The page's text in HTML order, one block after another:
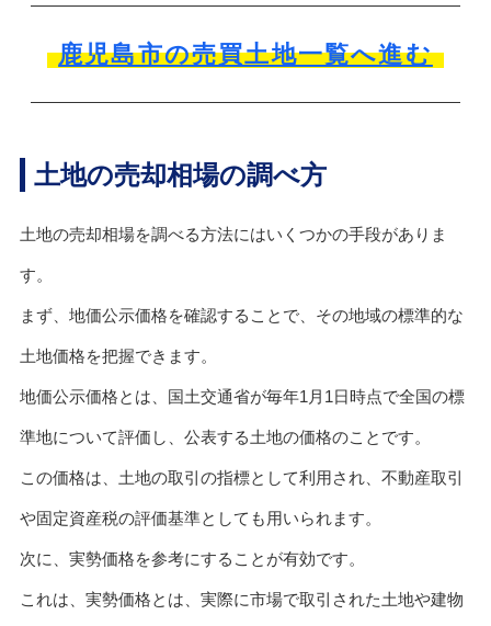
鹿児島市の売買土地一覧へ進む
土地の売却相場の調べ方
土地の売却相場を調べる方法にはいくつかの手段がありま
す。
まず、地価公示価格を確認することで、その地域の標準的な
土地価格を把握できます。
地価公示価格とは、国土交通省が毎年1月1日時点で全国の標
準地について評価し、公表する土地の価格のことです。
この価格は、土地の取引の指標として利用され、不動産取引
や固定資産税の評価基準としても用いられます。
次に、実勢価格を参考にすることが有効です。
これは、実勢価格とは、実際に市場で取引された土地や建物